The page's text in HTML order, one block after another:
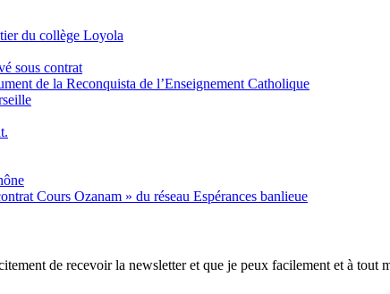
du collège Loyola
sous contrat
de la Reconquista de l’Enseignement Catholique
Cours Ozanam » du réseau Espérances banlieue
de recevoir la newsletter et que je peux facilement et à tout